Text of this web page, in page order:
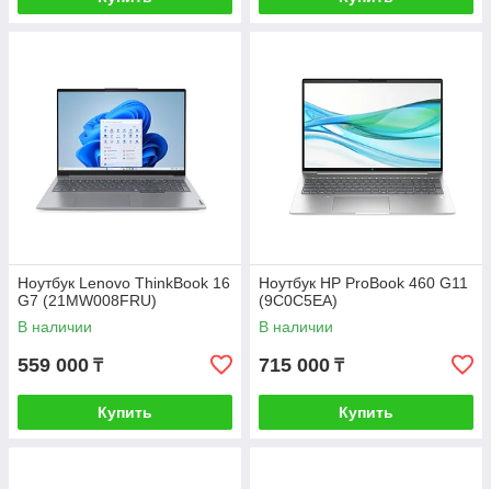
Ноутбук Lenovo ThinkBook 16
G7 (21MW008FRU)
В наличии
559 000 ₸
Купить
Ноутбук HP ProBook 460 G11
(9C0C5EA)
В наличии
715 000 ₸
Купить